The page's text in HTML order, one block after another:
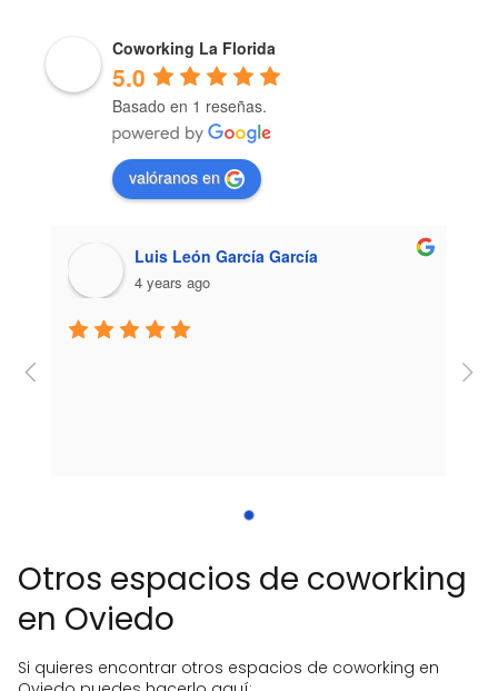
Coworking La Florida
5.0
Basado en 1 reseñas.
valóranos en
Luis León García García
4 years ago
Otros espacios de coworking
en Oviedo
Si quieres encontrar otros espacios de coworking en